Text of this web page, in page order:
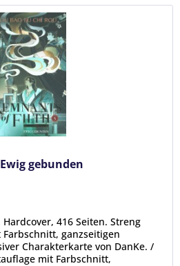
gebunden
Hardcover, 416 Seiten. Streng
ganzseitigen
Charakterkarte von DanKe. /
mit Farbschnitt,